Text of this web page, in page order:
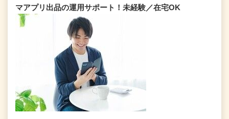
マアプリ出品の運用サポート！未経験／在宅OK